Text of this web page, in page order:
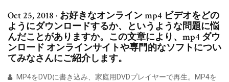
Oct 25, 2018 · お好きなオンライン mp4 ビデオをどの
ようにダウンロードするか、というような問題に悩
んだことがありますか。この文章により、mp4 ダウ
ンロード オンラインサイトや専門的なソフトについ
てみなさんにご紹介します。
MP4をDVDに書き込み、家庭用DVDプレイヤーで再生。MP4を